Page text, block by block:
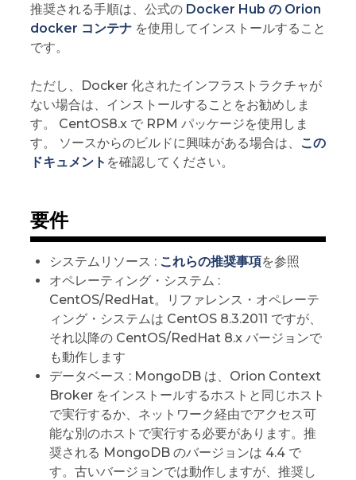
推奨される手順は、公式の Docker Hub の Orion
docker コンテナを使用してインストールすること
です。
ただし、Docker 化されたインフラストラクチャが
ない場合は、インストールすることをお勧めしま
す。 CentOS8.x で RPM パッケージを使用しま
す。 ソースからのビルドに興味がある場合は、
この
ドキュメント を確認してください。
要件
システムリソース : これらの推奨事項を参照
オペレーティング・システム :
CentOS/RedHat。リファレンス・オペレーテ
ィング・システムは CentOS 8.3.2011 ですが、
それ以降の CentOS/RedHat 8.x バージョンで
も動作します
データベース : MongoDB は、Orion Context
Broker をインストールするホストと同じホスト
で実行するか、ネットワーク経由でアクセス可
能な別のホストで実行する必要があります。推
奨される MongoDB のバージョンは 4.4 で
す。古いバージョンでは動作しますが、推奨し